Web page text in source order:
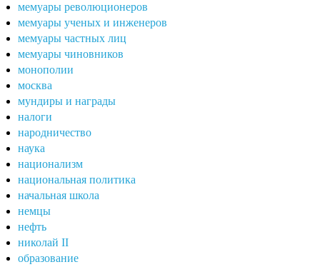
мемуары революционеров
мемуары ученых и инженеров
мемуары частных лиц
мемуары чиновников
монополии
москва
мундиры и награды
налоги
народничество
наука
национализм
национальная политика
начальная школа
немцы
нефть
николай II
образование